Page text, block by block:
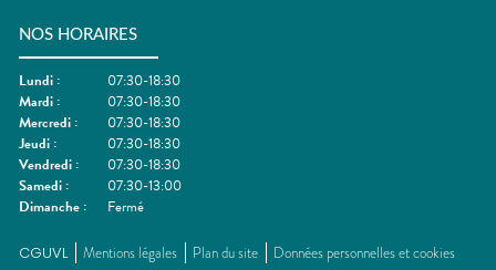
NOS HORAIRES
Lundi :
07:30-18:30
Mardi :
07:30-18:30
Mercredi :
07:30-18:30
Jeudi :
07:30-18:30
Vendredi :
07:30-18:30
Samedi :
07:30-13:00
Dimanche : Fermé
CGUVL Mentions légales Plan du site Données personnelles et cookies